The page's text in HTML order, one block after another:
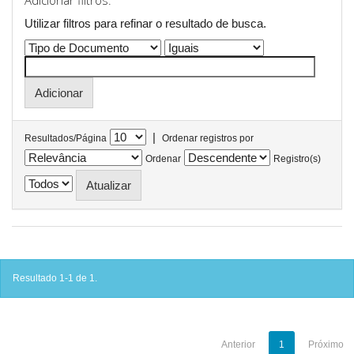
Utilizar filtros para refinar o resultado de busca.
Resultados/Página |
Ordenar registros por
Ordenar
Registro(s)
Resultado 1-1 de 1.
Anterior 1 Próximo